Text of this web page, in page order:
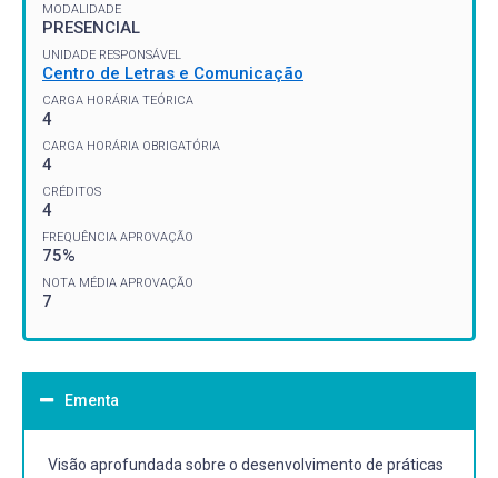
MODALIDADE
PRESENCIAL
UNIDADE RESPONSÁVEL
Centro de Letras e Comunicação
CARGA HORÁRIA TEÓRICA
4
CARGA HORÁRIA OBRIGATÓRIA
4
CRÉDITOS
4
FREQUÊNCIA APROVAÇÃO
75%
NOTA MÉDIA APROVAÇÃO
7
Ementa
Visão aprofundada sobre o desenvolvimento de práticas